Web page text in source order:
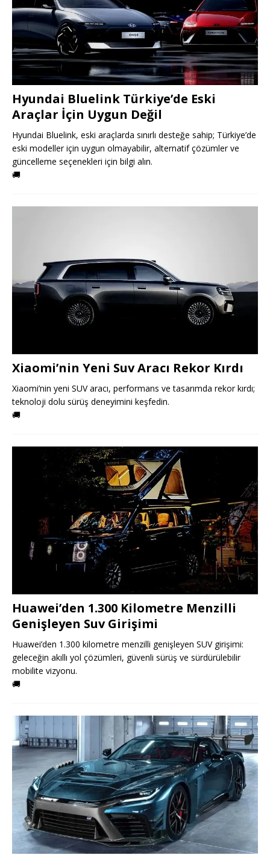
Hyundai Bluelink Türkiye’de Eski
Araçlar İçin Uygun Değil
Hyundai Bluelink, eski araçlarda sınırlı desteğe sahip; Türkiye’de
eski modeller için uygun olmayabilir, alternatif çözümler ve
güncelleme seçenekleri için bilgi alın.
🚚
Xiaomi’nin Yeni Suv Aracı Rekor Kırdı
Xiaomi’nin yeni SUV aracı, performans ve tasarımda rekor kırdı;
teknoloji dolu sürüş deneyimini keşfedin.
🚚
Huawei’den 1.300 Kilometre Menzilli
Genişleyen Suv Girişimi
Huawei’den 1.300 kilometre menzilli genişleyen SUV girişimi:
geleceğin akıllı yol çözümleri, güvenli sürüş ve sürdürülebilir
mobilite vizyonu.
🚚